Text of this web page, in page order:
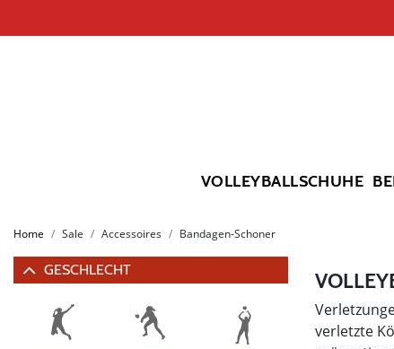
VOLLEYBALLSCHUHE
Home Sale Accessoires Bandagen-Schoner
GESCHLECHT
verletzte